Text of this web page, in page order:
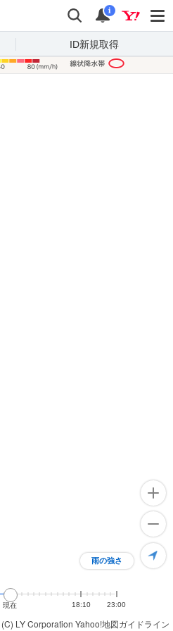
検索 通知
i
ID新規取得
(C) LY Corporation Yahoo!地図ガイドライン
雨の強さ
現在 18:10 23:00